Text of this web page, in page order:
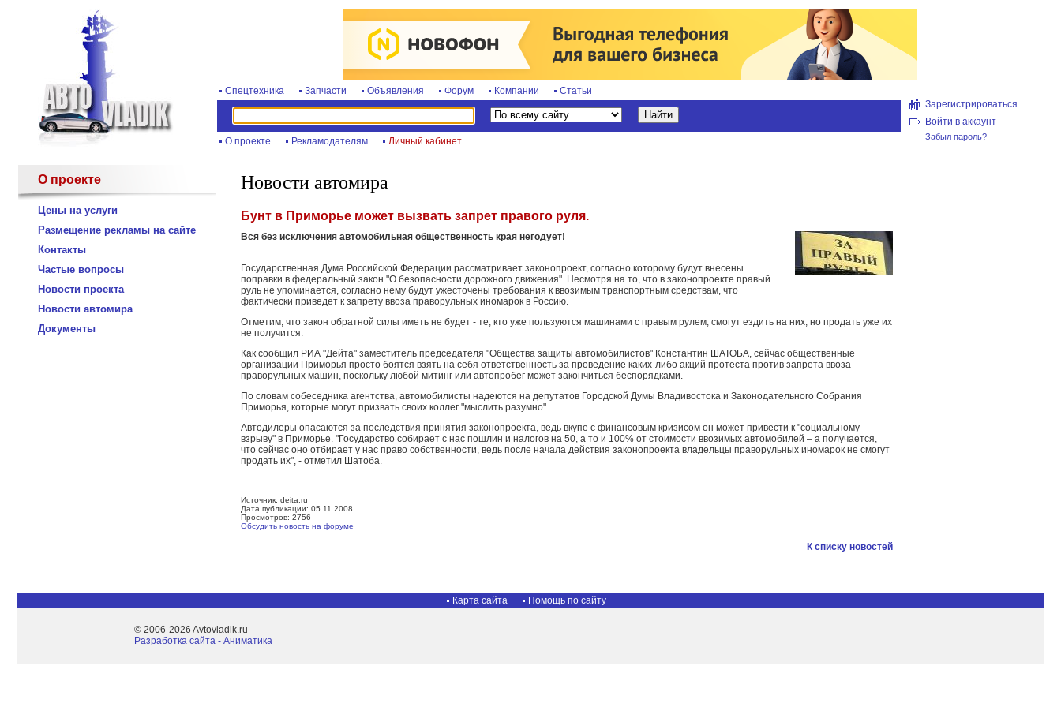
Спецтехника Запчасти Объявления Форум Компании Статьи
О проекте Рекламодателям Личный кабинет
Зарегистрироваться
Войти в аккаунт
Забыл пароль?
О проекте
Цены на услуги
Размещение рекламы на сайте
Контакты
Частые вопросы
Новости проекта
Новости автомира
Документы
Новости автомира
Бунт в Приморье может вызвать запрет правого руля.
Вся без исключения автомобильная общественность края негодует!
Государственная Дума Российской Федерации рассматривает законопроект, согласно которому будут внесены
поправки в федеральный закон "О безопасности дорожного движения". Несмотря на то, что в законопроекте правый
руль не упоминается, согласно нему будут ужесточены требования к ввозимым транспортным средствам, что
фактически приведет к запрету ввоза праворульных иномарок в Россию.
Отметим, что закон обратной силы иметь не будет - те, кто уже пользуются машинами с правым рулем, смогут ездить на них, но продать уже их
не получится.
Как сообщил РИА "Дейта" заместитель председателя "Общества защиты автомобилистов" Константин ШАТОБА, сейчас общественные
организации Приморья просто боятся взять на себя ответственность за проведение каких-либо акций протеста против запрета ввоза
праворульных машин, поскольку любой митинг или автопробег может закончиться беспорядками.
По словам собеседника агентства, автомобилисты надеются на депутатов Городской Думы Владивостока и Законодательного Собрания
Приморья, которые могут призвать своих коллег "мыслить разумно".
Автодилеры опасаются за последствия принятия законопроекта, ведь вкупе с финансовым кризисом он может привести к "социальному
взрыву" в Приморье. "Государство собирает с нас пошлин и налогов на 50, а то и 100% от стоимости ввозимых автомобилей – а получается,
что сейчас оно отбирает у нас право собственности, ведь после начала действия законопроекта владельцы праворульных иномарок не смогут
продать их", - отметил Шатоба.
Источник: deita.ru
Дата публикации: 05.11.2008
Просмотров: 2756
Обсудить новость на форуме
К списку новостей
Карта сайта Помощь по сайту
© 2006-2026 Avtovladik.ru
Разработка сайта - Aниматика